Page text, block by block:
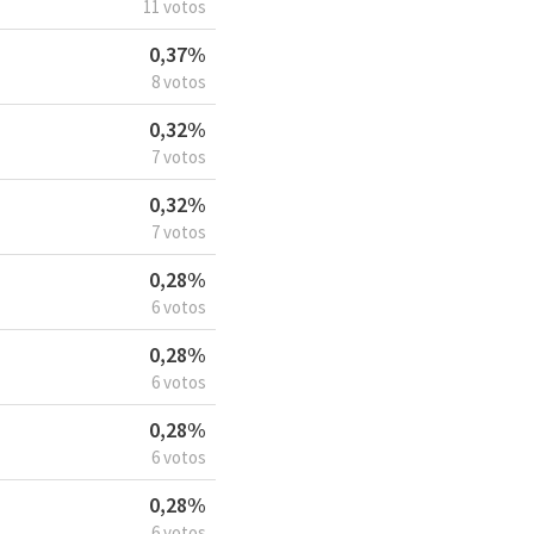
11 votos
0,37%
8 votos
0,32%
7 votos
0,32%
7 votos
0,28%
6 votos
0,28%
6 votos
0,28%
6 votos
0,28%